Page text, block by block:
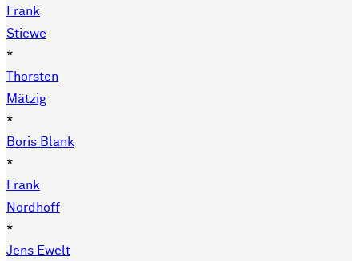
Frank
Stiewe
*
Thorsten
Mätzig
*
Boris Blank
*
Frank
Nordhoff
*
Jens Ewelt